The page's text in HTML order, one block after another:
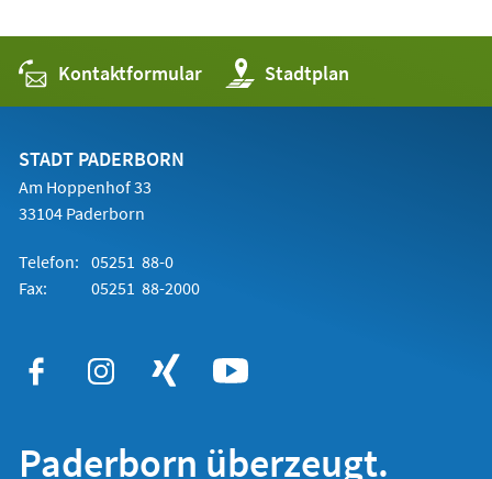
Kontaktformular Stadtplan
(Öffnet
in
einem
STADT PADERBORN
Am Hoppenhof 33
33104 Paderborn
Telefon: 05251 88-0
Fax:
05251 88-2000
Paderborn überzeugt.